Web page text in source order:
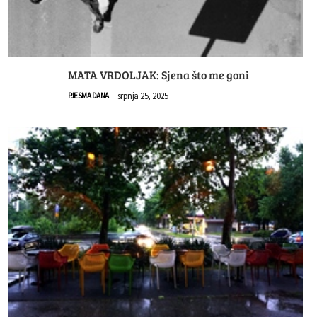
MATA VRDOLJAK: Sjena što me goni
PJESMA DANA - srpnja 25, 2025